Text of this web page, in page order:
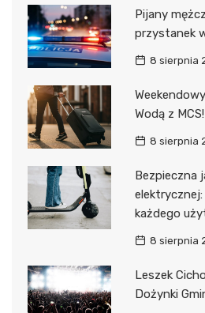
Pijany
przystanek
8 sierpnia
Wodą z MCS!
8 sierpnia
Bezpieczna
każdego
8 sierpnia
Leszek
Dożynki